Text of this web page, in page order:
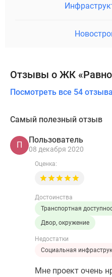
Отзывы о ЖК
Посмотреть все 54 отзыва
Самый полезный отзыв
П
Пользователь
08 декабря 2020
Оценка:
Достоинства
Транспортная
Двор, окружение
Недостатки
Социальная
Мне проект очень